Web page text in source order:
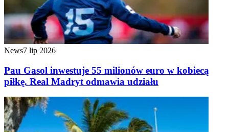
News7 lip 2026
Pau Gasol inwestuje 55 milionów euro w kobiecą
piłkę. Real Madryt odmawia udziału